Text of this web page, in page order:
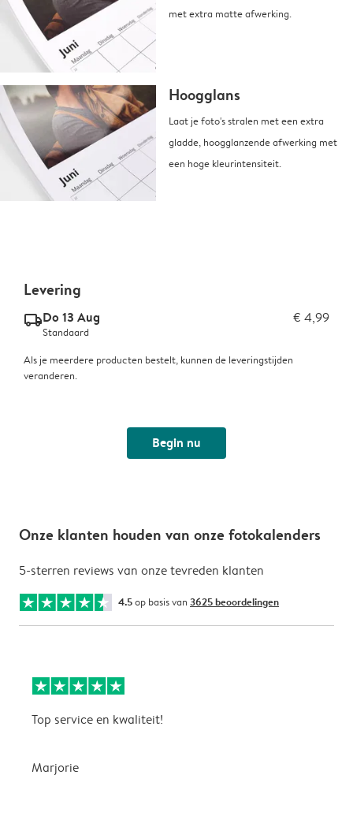
met extra matte afwerking.
Hoogglans
Laat je foto's stralen met een extra
gladde, hoogglanzende afwerking met
een hoge kleurintensiteit.
Levering
delivery_standard_v2Do 13 Aug € 4,99
Standaard
Als je meerdere producten bestelt, kunnen de leveringstijden
veranderen.
Begin nu
Onze klanten houden van onze fotokalenders
5-sterren reviews van onze tevreden klanten
4.5op basis van 3625 beoordelingen
Top service en kwaliteit!
Marjorie